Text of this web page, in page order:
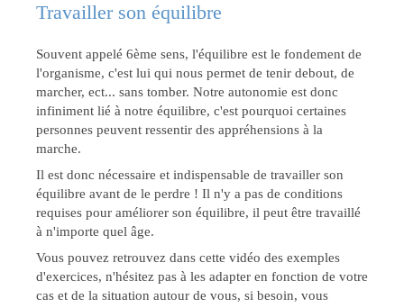
Travailler son équilibre
Souvent appelé 6ème sens, l'équilibre est le fondement de
l'organisme, c'est lui qui nous permet de tenir debout, de
marcher, ect... sans tomber. Notre autonomie est donc
infiniment lié à notre équilibre, c'est pourquoi certaines
personnes peuvent ressentir des appréhensions à la
marche.
Il est donc nécessaire et indispensable de travailler son
équilibre avant de le perdre ! Il n'y a pas de conditions
requises pour améliorer son équilibre, il peut être travaillé
à n'importe quel âge.
Vous pouvez retrouvez dans cette vidéo des exemples
d'exercices, n'hésitez pas à les adapter en fonction de votre
cas et de la situation autour de vous, si besoin, vous